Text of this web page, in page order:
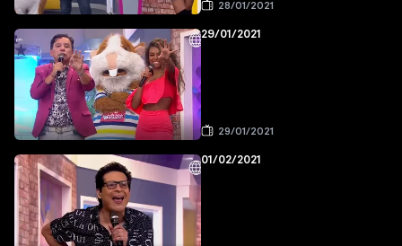
28/01/2021
29/01/2021
29/01/2021
01/02/2021